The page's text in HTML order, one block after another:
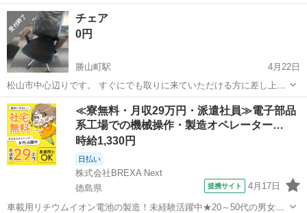
で出品しています。 破れなどのダメージはありません。 キャラメル色
の風合いです。 使用に伴う多少の小傷はあります。 ご入り用の方に✨
愛媛 松山市
チェア
0円
勝山町駅
4月22日
松山市中心辺りです。 すぐにでも取りに来ていただける方に差し上げ
ます。 角に破れあり。
愛媛 松山市 勝山町駅 ソファ
≪寮無料・月収29万円・派遣社員≫電子部品
系工場での機械操作・製造オペレーター…
時給1,330円
日払い
株式会社BREXA Next
徳島県
提携サイト 4月17日
車載用リチウムイオン電池の製造！未経験活躍中★20～50代の男女活